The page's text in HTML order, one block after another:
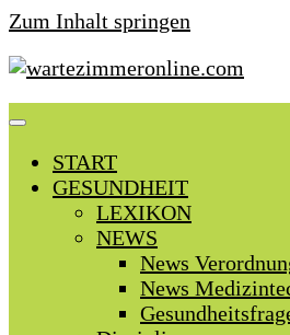
Zum Inhalt springen
START
GESUNDHEIT
LEXIKON
NEWS
News
News